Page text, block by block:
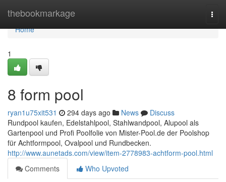
thebookmarkage
Home
Home
1
8 form pool
ryan1u75xit531 294 days ago News
Discuss
Rundpool kaufen, Edelstahlpool, Stahlwandpool, Alupool als
Gartenpool und Profi Poolfolie von Mister-Pool.de der Poolshop
für Achtformpool, Ovalpool und Rundbecken.
http://www.aunetads.com/view/item-2778983-achtform-pool.html
Comments
Who Upvoted